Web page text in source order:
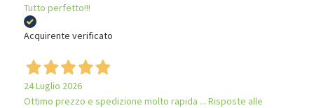
Tutto perfetto!!!
Acquirente verificato
24 Luglio 2026
Ottimo prezzo e spedizione molto rapida ... Risposte alle